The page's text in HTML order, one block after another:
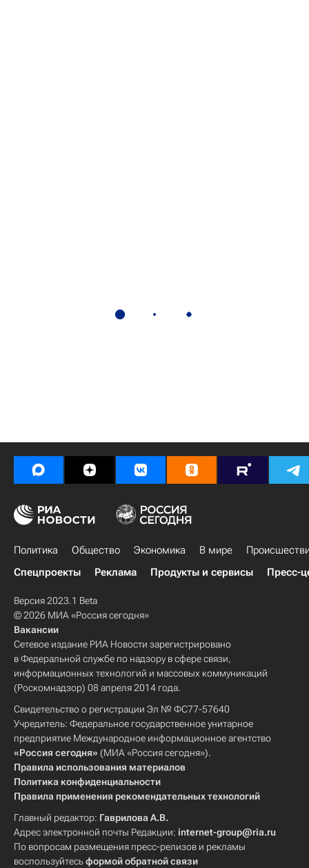
Политика Общество Экономика В мире
Спецпроекты
Реклама Продукты и сервисы Пресс-
Версия 2023.1 Beta
© 2026 МИА «Россия сегодня»
Вакансии
Сетевое издание РИА Новости зарегистрировано
в Федеральной службе по надзору в сфере связи,
информационных технологий и массовых коммуникаций
(Роскомнадзор) 08 апреля 2014 года.
Свидетельство о регистрации Эл № ФС77-57640
Учредитель: Федеральное государственное унитарное
предприятие Международное информационное агентство
«Россия сегодня» (МИА «Россия сегодня»).
Правила использования материалов
Политика конфиденциальности
Правила применения рекомендательных технологий
Главный редактор: Гаврилова А.В.
Адрес электронной почты Редакции: internet-group@ria.ru
По вопросам размещения пресс-релизов и рекламы
воспользуйтесьформой обратной связи